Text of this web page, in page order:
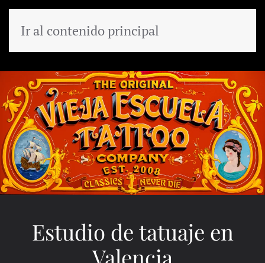
Ir al contenido principal
Estudio de tatuaje en
Valencia